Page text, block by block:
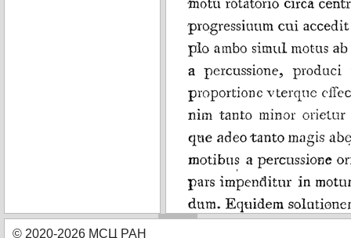
© 2020-2026 МСЦ РАН